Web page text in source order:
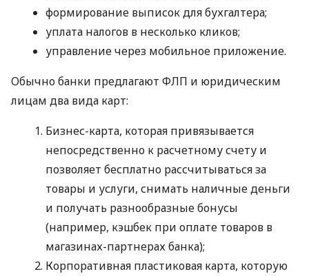
формирование выписок для бухгалтера;
уплата налогов в несколько кликов;
управление через мобильное приложение.
Обычно банки предлагают ФЛП и юридическим
лицам два вида карт:
Бизнес-карта, которая привязывается
непосредственно к расчетному счету и
позволяет бесплатно рассчитываться за
товары и услуги, снимать наличные деньги
и получать разнообразные бонусы
(например, кэшбек при оплате товаров в
магазинах-партнерах банка);
Корпоративная пластиковая карта, которую